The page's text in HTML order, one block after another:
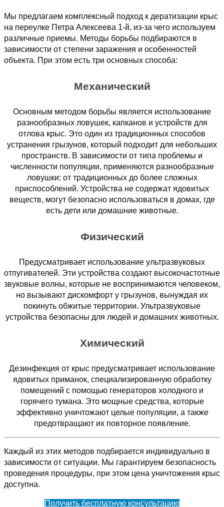
Мы предлагаем комплексный подход к дератизации крыс
на переулке Петра Алексеева 1-й, из-за чего используем
различные приемы. Методы борьбы подбираются в
зависимости от степени заражения и особенностей
объекта. При этом есть три основных способа:
Механический
Основным методом борьбы является использование
разнообразных ловушек, капканов и устройств для
отлова крыс. Это один из традиционных способов
устранения грызунов, который подходит для небольших
пространств. В зависимости от типа проблемы и
численности популяции, применяются разнообразные
ловушки: от традиционных до более сложных
приспособлений. Устройства не содержат ядовитых
веществ, могут безопасно использоваться в домах, где
есть дети или домашние животные.
Физический
Предусматривает использование ультразвуковых
отпугивателей. Эти устройства создают высокочастотные
звуковые волны, которые не воспринимаются человеком,
но вызывают дискомфорт у грызунов, вынуждая их
покинуть обжитые территории. Ультразвуковые
устройства безопасны для людей и домашних животных.
Химический
Дезинфекция от крыс предусматривает использование
ядовитых приманок, специализированную обработку
помещений с помощью генераторов холодного и
горячего тумана. Это мощные средства, которые
эффективно уничтожают целые популяции, а также
предотвращают их повторное появление.
Каждый из этих методов подбирается индивидуально в
зависимости от ситуации. Мы гарантируем безопасность
проведения процедуры, при этом цена уничтожения крыс
доступна.
Получить бесплатную консультацию